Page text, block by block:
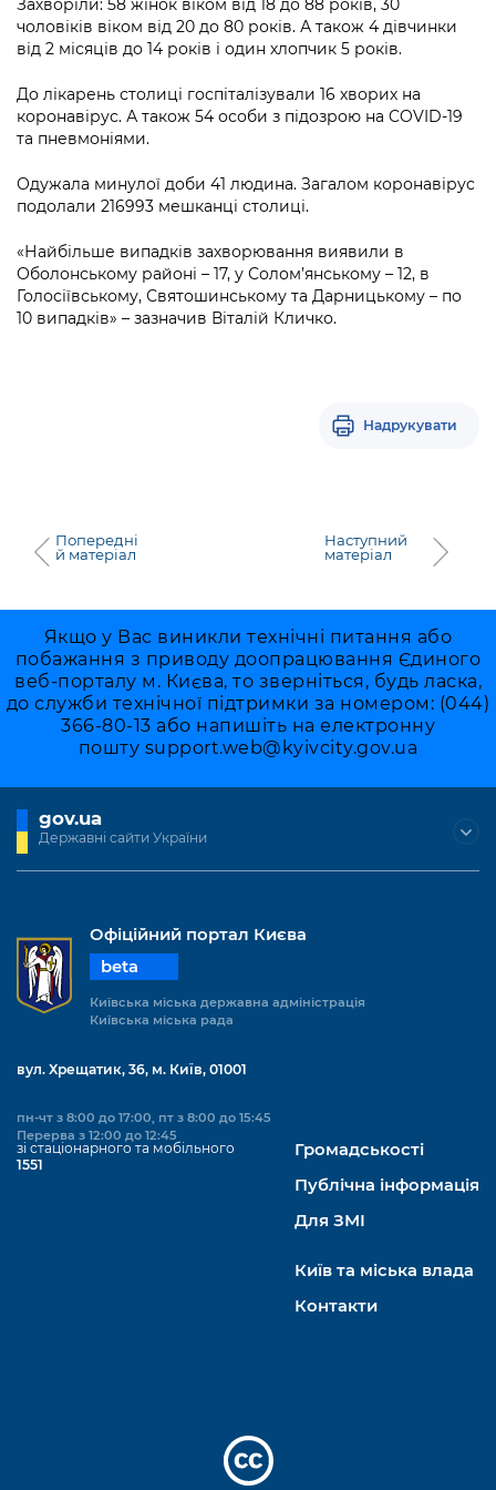
Підприємства, установи, організації
Kyiv International Relations
Річні звіти
Гендерна політика
Безбар'єрність
Київська міська військова адміністрація
Портал Захисників та Захисниць
Портал послуг
Міський застосунок Київ Цифровий
Важливе під час воєнного стану
Уряд» – місцевий рівень»
Важливе під час воєнного стану
Про відкриті дані
Публічні дашборди
Захворіли: 58 жінок віком від 18 до 88 років, 30
чоловіків віком від 20 до 80 років. А також 4 дівчинки
від 2 місяців до 14 років і один хлопчик 5 років.
До лікарень столиці госпіталізували 16 хворих на
коронавірус. А також 54 особи з підозрою на COVID-19
та пневмоніями.
Одужала минулої доби 41 людина. Загалом коронавірус
подолали 216993 мешканці столиці.
«Найбільше випадків захворювання виявили в
Оболонському районі – 17, у Солом’янському – 12, в
Голосіївському, Святошинському та Дарницькому – по
10 випадків» – зазначив Віталій Кличко.
Надрукувати
Попередні
й матеріал
Наступний
матеріал
Якщо у Вас виникли технічні питання або
побажання з приводу доопрацювання Єдиного
веб-порталу м. Києва, то зверніться, будь ласка,
до служби технічної підтримки за номером: (044)
366-80-13 або напишіть на електронну
пошту support.web@kyivcity.gov.ua
gov.ua
Державні сайти України
Офіційний портал Києва
beta
Київська міська державна адміністрація
Київська міська рада
вул. Хрещатик, 36, м. Київ, 01001
пн-чт з 8:00 до 17:00, пт з 8:00 до 15:45
Перерва з 12:00 до 12:45
зі стаціонарного та мобільного
1551
Громадськості
Публічна інформація
Для ЗМІ
Київ та міська влада
Контакти